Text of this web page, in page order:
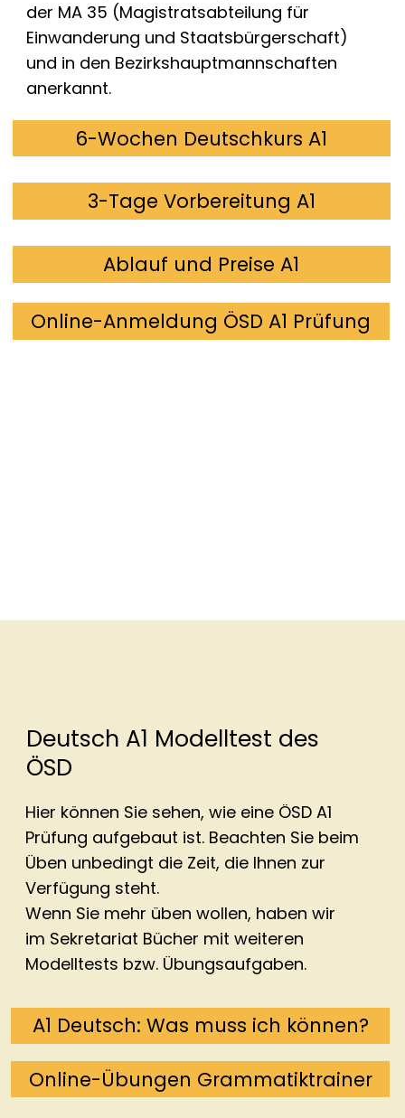
der MA 35 (Magistratsabteilung für
Einwanderung und Staatsbürgerschaft)
und in den Bezirkshauptmannschaften
anerkannt.
6-Wochen Deutschkurs A1
3-Tage Vorbereitung A1
Ablauf und Preise A1
Online-Anmeldung ÖSD A1 Prüfung
Deutsch A1 Modelltest des
ÖSD
Hier können Sie sehen, wie eine ÖSD A1
Prüfung aufgebaut ist. Beachten Sie beim
Üben unbedingt die Zeit, die Ihnen zur
Verfügung steht.
Wenn Sie mehr üben wollen, haben wir
im Sekretariat Bücher mit weiteren
Modelltests bzw. Übungsaufgaben.
A1 Deutsch: Was muss ich können?
Online-Übungen Grammatiktrainer